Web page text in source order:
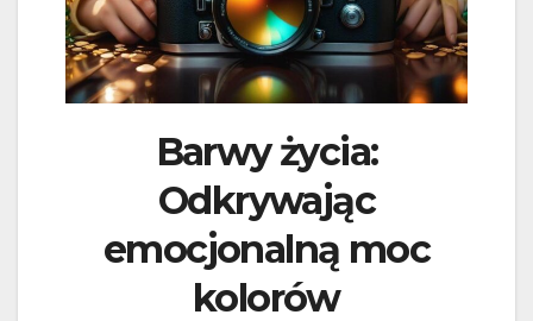
Barwy życia:
Odkrywając
emocjonalną moc
kolorów